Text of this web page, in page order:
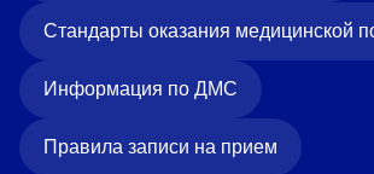
Стандарты оказания медицинской
Информация по ДМС
Правила записи на прием